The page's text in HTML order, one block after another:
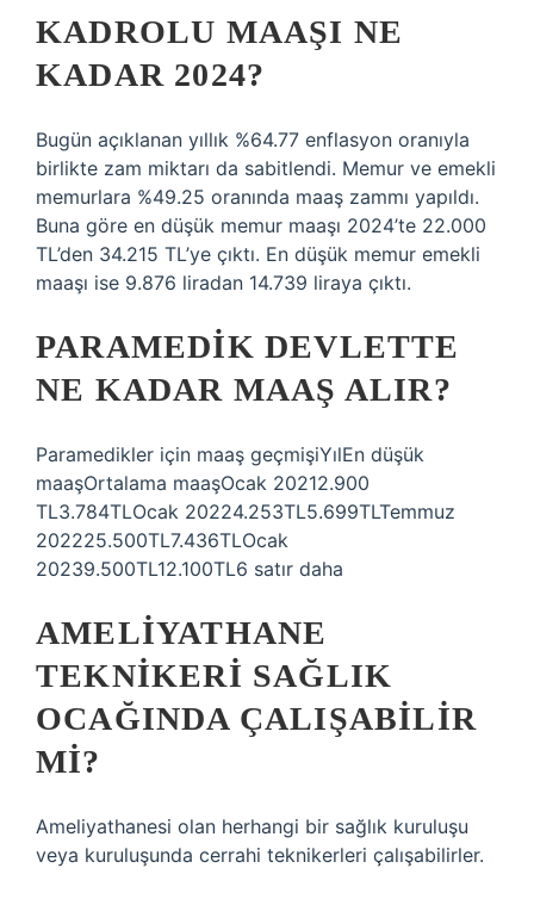
KADROLU MAAŞI NE
KADAR 2024?
Bugün açıklanan yıllık %64.77 enflasyon oranıyla
birlikte zam miktarı da sabitlendi. Memur ve emekli
memurlara %49.25 oranında maaş zammı yapıldı.
Buna göre en düşük memur maaşı 2024’te 22.000
TL’den 34.215 TL’ye çıktı. En düşük memur emekli
maaşı ise 9.876 liradan 14.739 liraya çıktı.
PARAMEDIK DEVLETTE
NE KADAR MAAŞ ALIR?
Paramedikler için maaş geçmişiYılEn düşük
maaşOrtalama maaşOcak 20212.900
TL3.784TLOcak 20224.253TL5.699TLTemmuz
202225.500TL7.436TLOcak
20239.500TL12.100TL6 satır daha
AMELIYATHANE
TEKNIKERI SAĞLIK
OCAĞINDA ÇALIŞABILIR
MI?
Ameliyathanesi olan herhangi bir sağlık kuruluşu
veya kuruluşunda cerrahi teknikerleri çalışabilirler.